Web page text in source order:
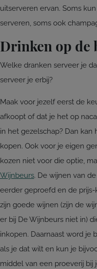
uitserveren ervan. Soms
serveren, soms ook
Drinken op
Welke dranken serveer je
serveer je erbij?
Maak voor jezelf eerst de
afkoopt of dat je het op
in het gezelschap? Dan
kopen. Ook voor je eigen
kozen niet voor die optie,
Wijnbeurs. De wijnen van
eerder geproefd en de
zijn goede wijnen (zijn de
er bij De Wijnbeurs niet in)
inkopen. Daarnaast word je
als je dat wilt en kun je
middel van een proeverij bij